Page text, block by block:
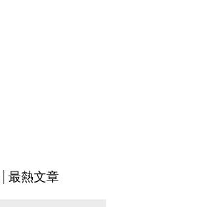
最熱文章